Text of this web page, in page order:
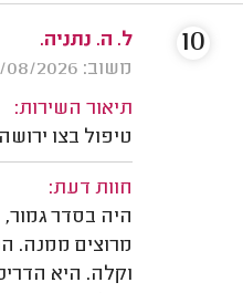
ל. ה. נתניה.
משוב: 03/08/2026
תיאור השירות:
טיפול בצו
חוות דעת:
היה בסדר גמור,
מרוצים ממנה.
וקלה. היא
10